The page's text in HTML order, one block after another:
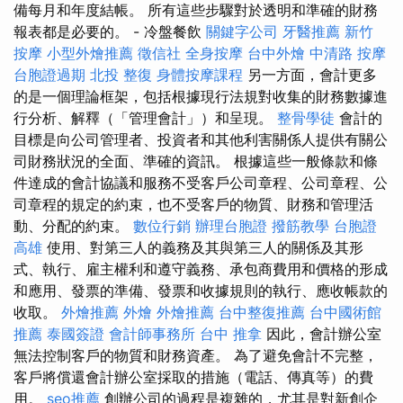
備每月和年度結帳。 所有這些步驟對於透明和準確的財務
報表都是必要的。 - 冷盤餐飲 關鍵字公司 牙醫推薦 新竹
按摩 小型外燴推薦 徵信社 全身按摩 台中外燴 中清路 按摩
台胞證過期 北投 整復 身體按摩課程 另一方面，會計更多
的是一個理論框架，包括根據現行法規對收集的財務數據進
行分析、解釋（「管理會計」）和呈現。 整骨學徒 會計的
目標是向公司管理者、投資者和其他利害關係人提供有關公
司財務狀況的全面、準確的資訊。 根據這些一般條款和條
件達成的會計協議和服務不受客戶公司章程、公司章程、公
司章程的規定的約束，也不受客戶的物質、財務和管理活
動、分配的約束。 數位行銷 辦理台胞證 撥筋教學 台胞證
高雄 使用、對第三人的義務及其與第三人的關係及其形
式、執行、雇主權利和遵守義務、承包商費用和價格的形成
和應用、發票的準備、發票和收據規則的執行、應收帳款的
收取。 外燴推薦 外燴 外燴推薦 台中整復推薦 台中國術館
推薦 泰國簽證 會計師事務所 台中 推拿 因此，會計辦公室
無法控制客戶的物質和財務資產。 為了避免會計不完整，
客戶將償還會計辦公室採取的措施（電話、傳真等）的費
用。 seo推薦 創辦公司的過程是複雜的，尤其是對新創企